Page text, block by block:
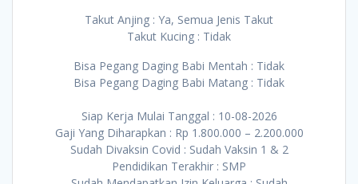
Takut Anjing : Ya, Semua Jenis Takut
Takut Kucing : Tidak
Bisa Pegang Daging Babi Mentah : Tidak
Bisa Pegang Daging Babi Matang : Tidak
Siap Kerja Mulai Tanggal : 10-08-2026
Gaji Yang Diharapkan : Rp 1.800.000 – 2.200.000
Sudah Divaksin Covid : Sudah Vaksin 1 & 2
Pendidikan Terakhir : SMP